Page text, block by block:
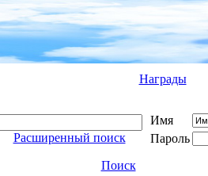
Награды
Расширенный поиск
Имя
Пароль
Поиск